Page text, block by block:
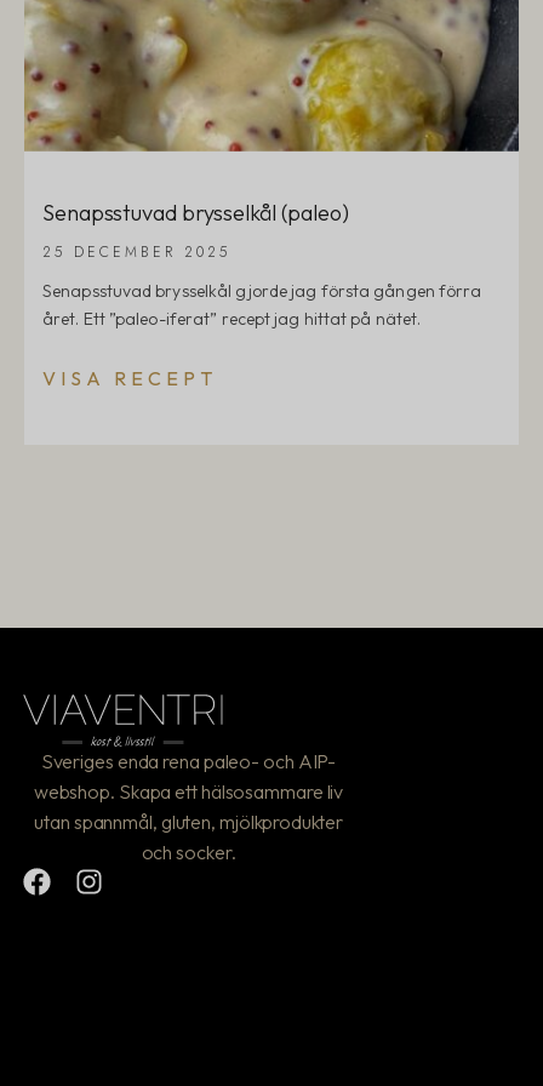
Senapsstuvad brysselkål (paleo)
25 DECEMBER 2025
Senapsstuvad brysselkål gjorde jag första gången förra
året. Ett ”paleo-iferat” recept jag hittat på nätet.
VISA RECEPT
Sveriges enda rena paleo- och AIP-
webshop. Skapa ett hälsosammare liv
utan spannmål, gluten, mjölkprodukter
och socker.